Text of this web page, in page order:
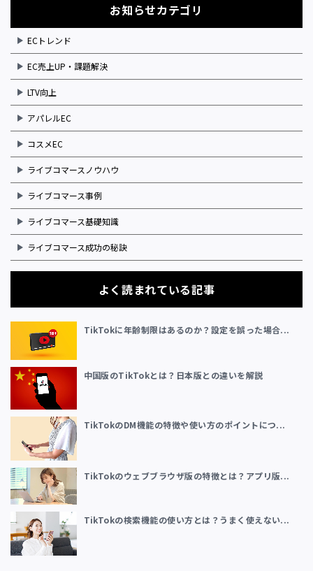
お知らせカテゴリ
ECトレンド
EC売上UP・課題解決
LTV向上
アパレルEC
コスメEC
ライブコマースノウハウ
ライブコマース事例
ライブコマース基礎知識
ライブコマース成功の秘訣
よく読まれている記事
TikTokに年齢制限はあるのか？設定を誤った場合...
中国版のTikTokとは？日本版との違いを解説
TikTokのDM機能の特徴や使い方のポイントにつ...
TikTokのウェブブラウザ版の特徴とは？アプリ版...
TikTokの検索機能の使い方とは？うまく使えない...